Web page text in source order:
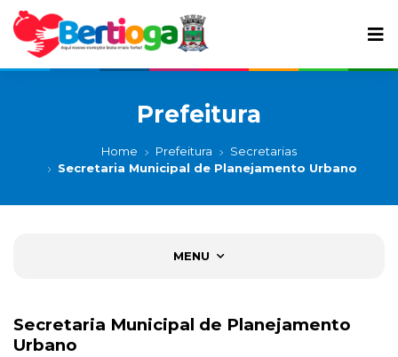
Prefeitura
Home Prefeitura
Secretarias
Secretaria Municipal de Planejamento Urbano
MENU
Secretaria Municipal de Planejamento
Urbano